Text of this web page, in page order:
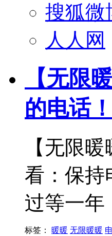
搜狐微
人人网
【无限
的电话！
【无限
看：保持
过等一年
标签： 暖暖 无限暖暖